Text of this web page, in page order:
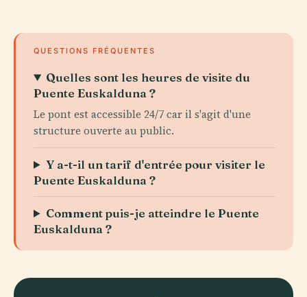
QUESTIONS FRÉQUENTES
Quelles sont les heures de visite du
Puente Euskalduna ?
Le pont est accessible 24/7 car il s'agit d'une
structure ouverte au public.
Y a-t-il un tarif d'entrée pour visiter le
Puente Euskalduna ?
Comment puis-je atteindre le Puente
Euskalduna ?